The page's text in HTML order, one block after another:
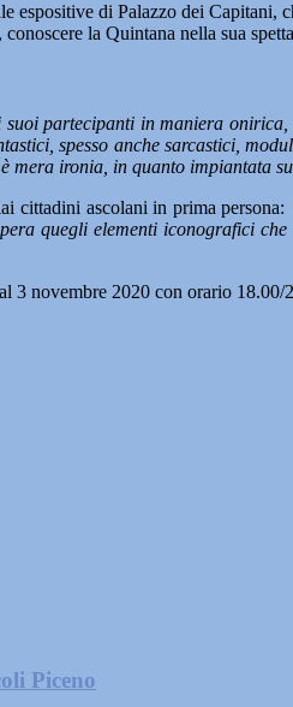
espositive di Palazzo dei
la Quintana nella sua
partecipanti in maniera
spesso anche sarcastici,
mera ironia, in quanto impiantata
cittadini ascolani in prima persona:
quegli elementi iconografici
3 novembre 2020 con orario 18.00/
Piceno